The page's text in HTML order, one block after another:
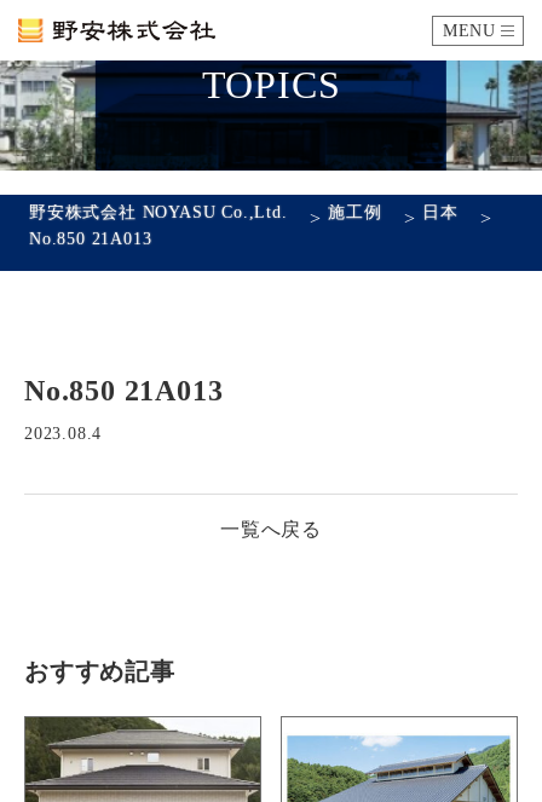
MENU
カタログ
企業情報
会社概要
採用情報
先輩社員の声
お問い合わせ プライバシーポリシー サイトマップ
TOPICS
野安株式会社 NOYASU Co.,Ltd. >施工例 > 日本 >
No.850 21A013
No.850 21A013
2023.08.4
一覧へ戻る
おすすめ記事